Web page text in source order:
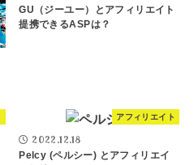
GU（ジーユー）とアフィリエイト
提携できるASPは？
アフィリエイト
2022.12.18
Pelcy (ペルシー) とアフィリエイ